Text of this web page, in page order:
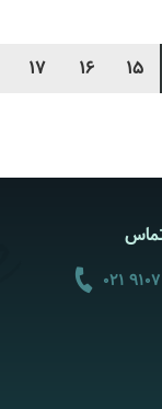
15
16
17
021